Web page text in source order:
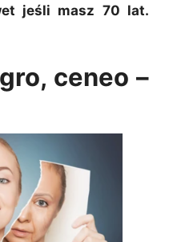
jeśli masz 70 lat.
ceneo –